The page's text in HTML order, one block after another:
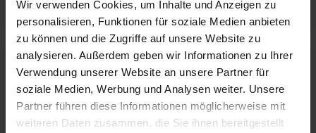
Wir verwenden Cookies, um Inhalte und Anzeigen zu
personalisieren, Funktionen für soziale Medien anbieten
zu können und die Zugriffe auf unsere Website zu
analysieren. Außerdem geben wir Informationen zu Ihrer
Verwendung unserer Website an unsere Partner für
soziale Medien, Werbung und Analysen weiter. Unsere
Partner führen diese Informationen möglicherweise mit
weiteren Daten zusammen, die Sie ihnen bereitgestellt
Weiterlesen